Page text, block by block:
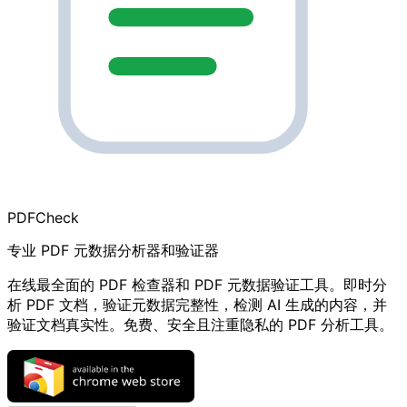
PDFCheck
专业 PDF 元数据分析器和验证器
在线最全面的 PDF 检查器和 PDF 元数据验证工具。即时分
析 PDF 文档，验证元数据完整性，检测 AI 生成的内容，并
验证文档真实性。免费、安全且注重隐私的 PDF 分析工具。